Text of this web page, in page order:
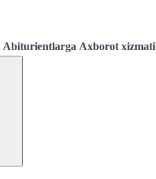
Abiturientlarga Axborot xizmati